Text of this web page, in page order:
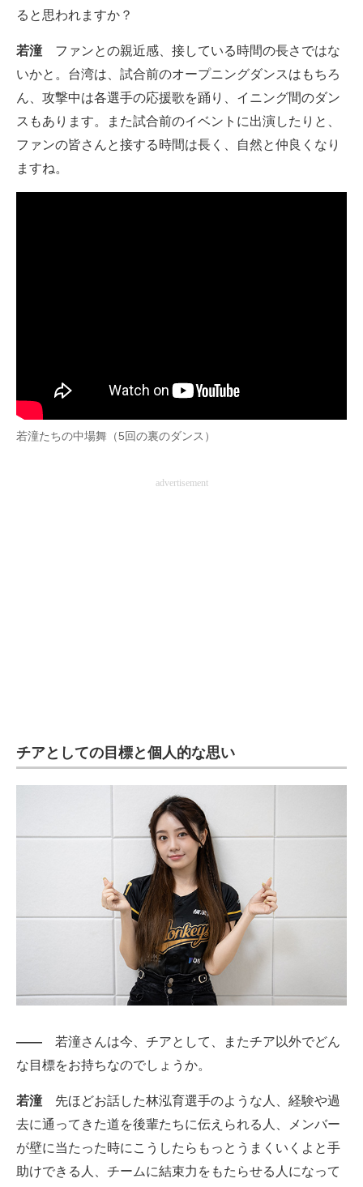
ると思われますか？
若潼 ファンとの親近感、接している時間の長さではな
いかと。台湾は、試合前のオープニングダンスはもちろ
ん、攻撃中は各選手の応援歌を踊り、イニング間のダン
スもあります。また試合前のイベントに出演したりと、
ファンの皆さんと接する時間は長く、自然と仲良くなり
ますね。
若潼たちの中場舞（5回の裏のダンス）
advertisement
チアとしての目標と個人的な思い
―― 若潼さんは今、チアとして、またチア以外でどん
な目標をお持ちなのでしょうか。
若潼 先ほどお話した林泓育選手のような人、経験や過
去に通ってきた道を後輩たちに伝えられる人、メンバー
が壁に当たった時にこうしたらもっとうまくいくよと手
助けできる人、チームに結束力をもたらせる人になって